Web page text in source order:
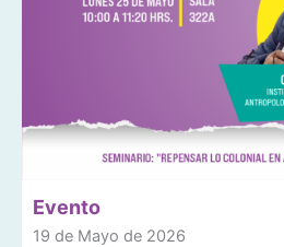
Evento
19 de Mayo de 2026